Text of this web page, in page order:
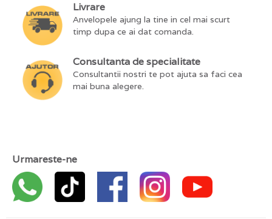
Livrare
Anvelopele ajung la tine in cel mai scurt
timp dupa ce ai dat comanda.
Consultanta de specialitate
Consultantii nostri te pot ajuta sa faci cea
mai buna alegere.
Urmareste-ne